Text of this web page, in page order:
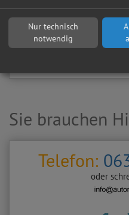
Sie möchten auf
eine kostenlose und
stellen?
Sie brauchen
Telefon:
oder
Nur technisch
notwendig